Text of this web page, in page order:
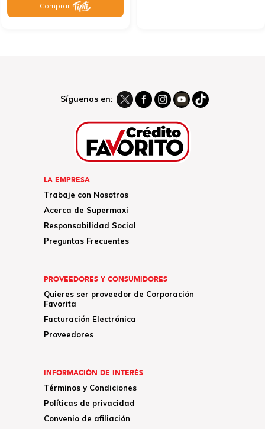
Comprar
Síguenos en:
LA EMPRESA
Trabaje con Nosotros
Acerca de Supermaxi
Responsabilidad Social
Preguntas Frecuentes
PROVEEDORES Y CONSUMIDORES
Quieres ser proveedor de Corporación
Favorita
Facturación Electrónica
Proveedores
INFORMACIÓN DE INTERÉS
Términos y Condiciones
Políticas de privacidad
Convenio de afiliación